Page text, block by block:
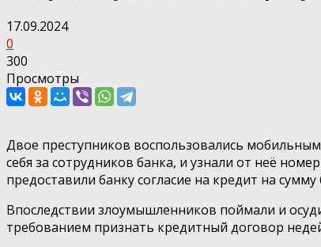
17.09.2024
0
300
Просмотры
Двое преступников воспользовались
себя за сотрудников банка, и узнали от неё
предоставили банку согласие на кредит на
Впоследствии злоумышленников поймали и
требованием признать кредитный договор